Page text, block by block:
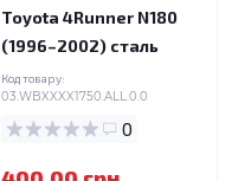
Toyota 4Runner N180
(1996–2002) сталь
Код товару:
03.WBXXXX1750.ALL.0.0
0